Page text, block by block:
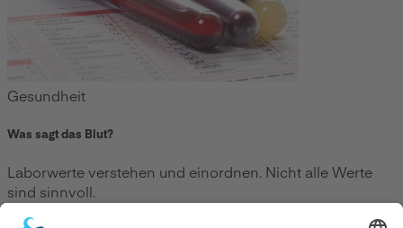
Gesundheit
Was sagt das Blut?
Laborwerte verstehen und einordnen. Nicht alle Werte
sind sinnvoll.